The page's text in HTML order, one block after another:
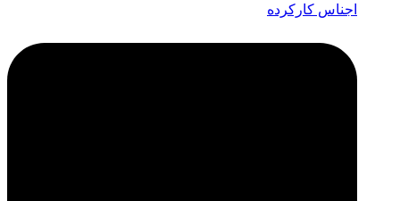
اجناس کارکرده